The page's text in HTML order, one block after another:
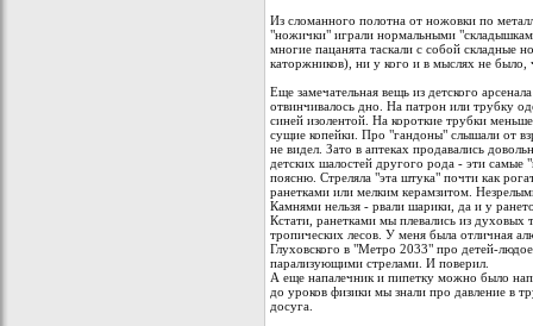
Из сломанного полотна от ножовки по
"ножички" играли нормальными
многие пацанята таскали с собой складные
каторжников), ни у кого и в мыслях не
Еще замечательная вещь из детского
отвинчивалось дно. На патрон или трубку
синей изолентой. На короткие трубки
сущие копейки. Про "гандоны" слышали от
не видел. Зато в аптеках продавались
детских шалостей другого рода - эти самые
поясню. Стреляла "эта штука" почти как
ранетками или мелким керамзитом.
Камнями нельзя - рвали шарики, да и у
Кстати, ранетками мы плевались из
тропических лесов. У меня была отличная
Глуховского в "Метро 2033" про детей-
парализующими стрелами. И поверил.
А еще напалечник и пипетку можно было
до уроков физики мы знали про давление в
досуга.